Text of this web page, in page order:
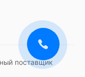
поставщик